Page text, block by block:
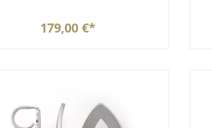
179,00 €*